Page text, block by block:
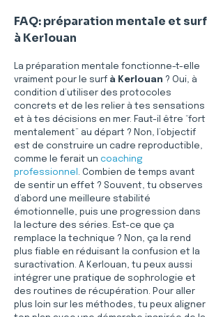
FAQ: préparation mentale et surf
à Kerlouan
La préparation mentale fonctionne-t-elle
vraiment pour le surf à Kerlouan ? Oui, à
condition d’utiliser des protocoles
concrets et de les relier à tes sensations
et à tes décisions en mer. Faut-il être “fort
mentalement” au départ ? Non, l’objectif
est de construire un cadre reproductible,
comme le ferait un coaching
professionnel . Combien de temps avant
de sentir un effet ? Souvent, tu observes
d’abord une meilleure stabilité
émotionnelle, puis une progression dans
la lecture des séries. Est-ce que ça
remplace la technique ? Non, ça la rend
plus fiable en réduisant la confusion et la
suractivation. A Kerlouan, tu peux aussi
intégrer une pratique de sophrologie et
des routines de récupération. Pour aller
plus loin sur les méthodes, tu peux aligner